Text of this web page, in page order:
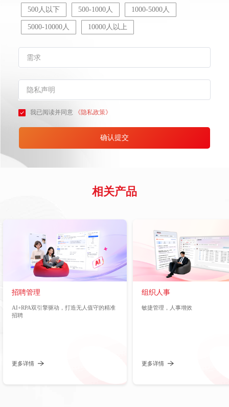
500人以下 500-1000人 1000-5000人
5000-10000人 10000人以上
我已阅读并同意 《隐私政策》
确认提交
相关产品
招聘管理
AI+RPA双引擎驱动，打造无人值守的精准
招聘
更多详情
组织人事
敏捷管理，人事增效
更多详情